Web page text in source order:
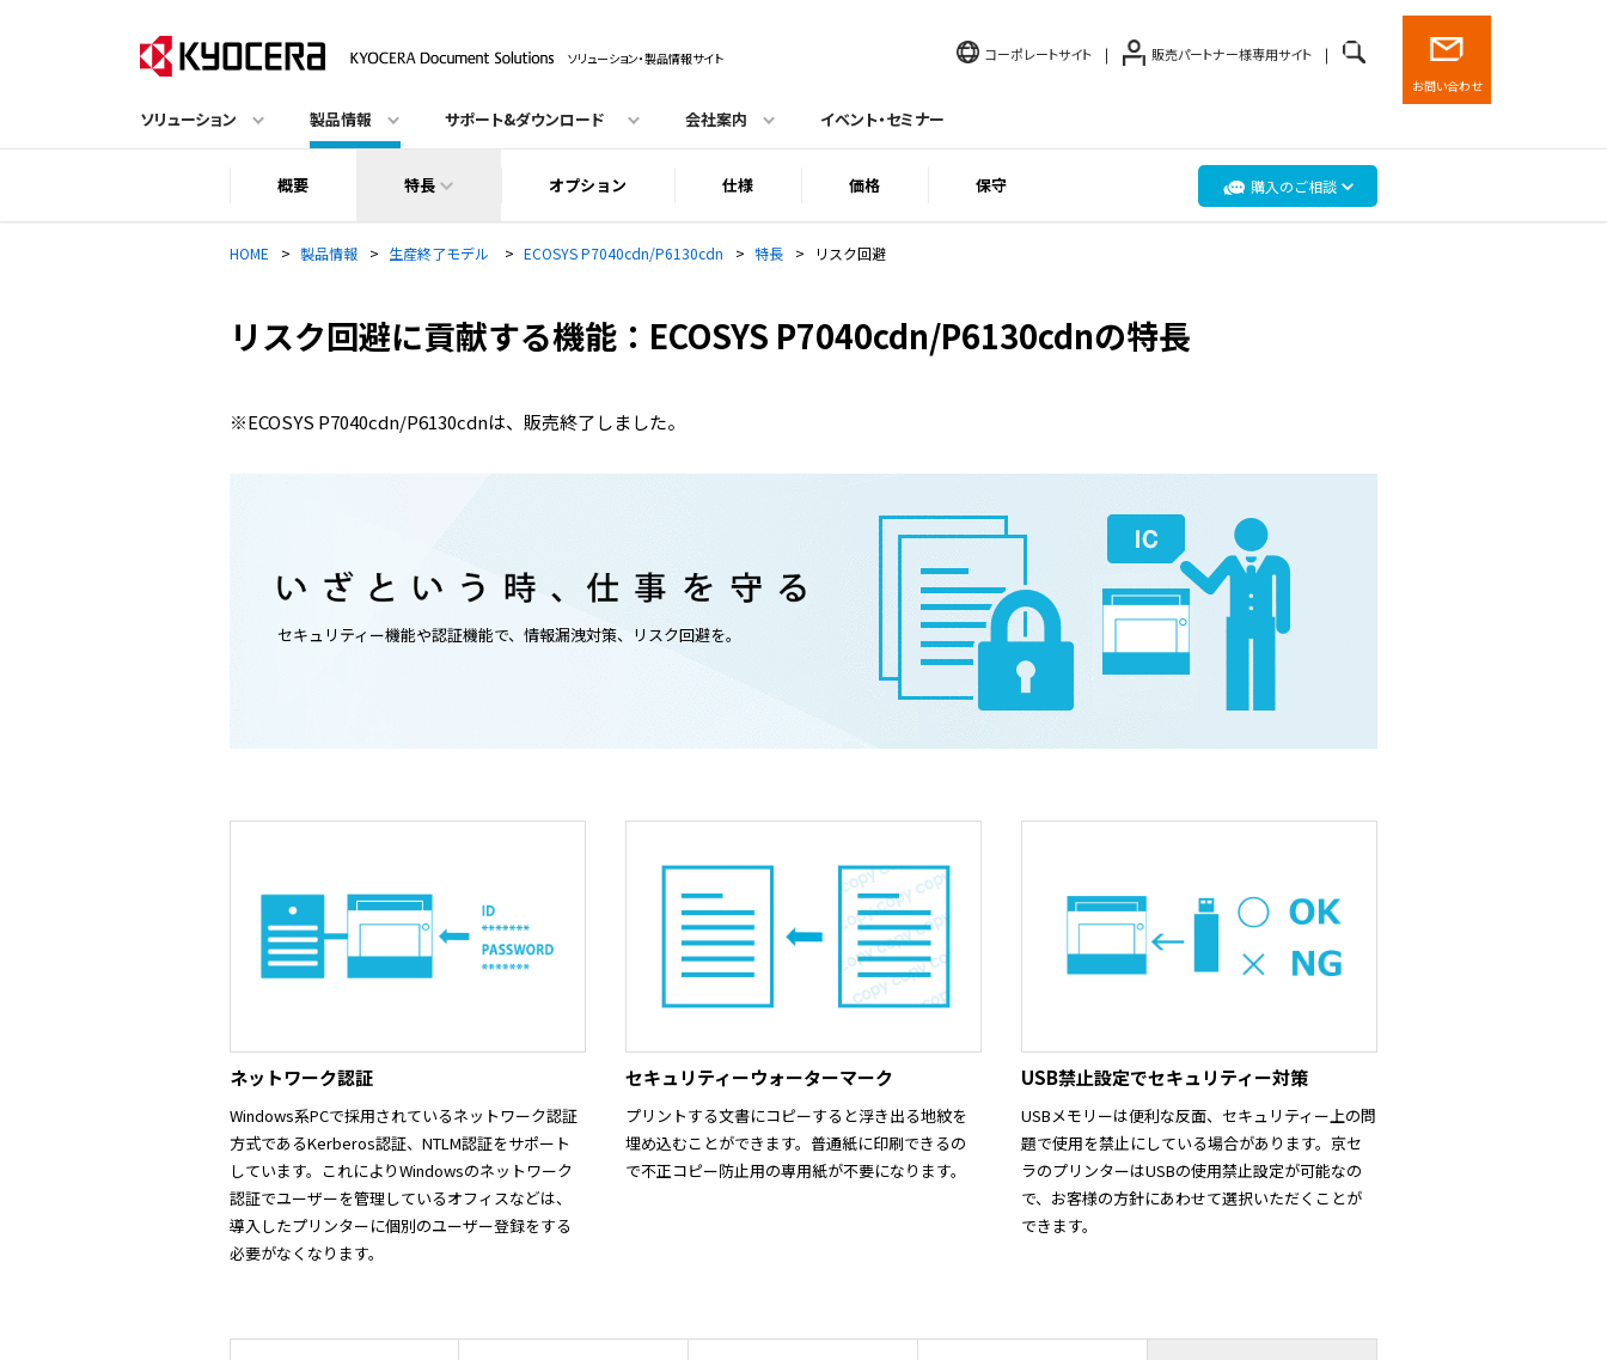
ソリューション・製品情報サイト コーポレートサイト 販売パートナー様専用サイト
お問い合わせ
ソリューション 製品情報 サポート&ダウンロード 会社案内 イベント・セミナー
概要 特長 オプション 仕様 価格 保守 購入のご相談
HOME > 製品情報 > 生産終了モデル > ECOSYS P7040cdn/P6130cdn > 特長 > リスク回避
リスク回避に貢献する機能：ECOSYS P7040cdn/P6130cdnの特長
※ECOSYS P7040cdn/P6130cdnは、販売終了しました。
セキュリティー機能や認証機能で、情報漏洩対策、リスク回避を。
ネットワーク認証
Windows系PCで採用されているネットワーク認証
方式であるKerberos認証、NTLM認証をサポート
しています。これによりWindowsのネットワーク
認証でユーザーを管理しているオフィスなどは、
導入したプリンターに個別のユーザー登録をする
必要がなくなります。
セキュリティーウォーターマーク
プリントする文書にコピーすると浮き出る地紋を
埋め込むことができます。普通紙に印刷できるの
で不正コピー防止用の専用紙が不要になります。
USB禁止設定でセキュリティー対策
USBメモリーは便利な反面、セキュリティー上の問
題で使用を禁止にしている場合があります。京セ
ラのプリンターはUSBの使用禁止設定が可能なの
で、お客様の方針にあわせて選択いただくことが
できます。